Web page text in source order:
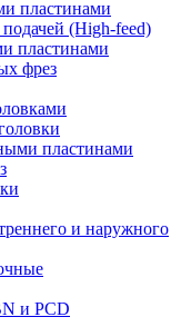
пластинами
(High-feed)
пластинами
фрез
пластинами
и наружного
и PCD